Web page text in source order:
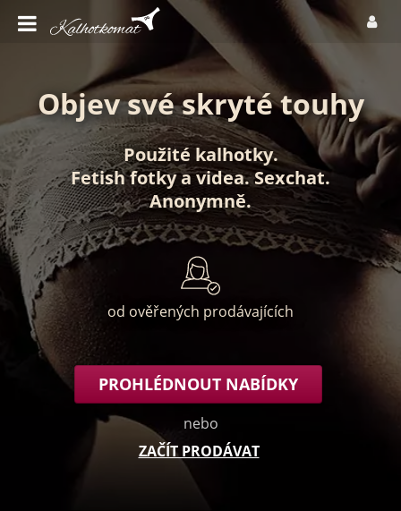
Objev své skryté touhy
Použité kalhotky.
Fetish fotkyavidea.Sexchat.
Anonymně.
od ověřených prodávajících
PROHLÉDNOUT NABÍDKY
nebo
ZAČÍT PRODÁVAT